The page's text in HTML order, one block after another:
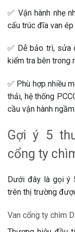
✅ Vận hành nhẹ
cấu trúc đĩa van
✅ Dễ bảo trì, sửa
kiểm tra bên trong
✅ Phù hợp nhiều
thải, hệ thống
cầu vận hành ngầm.
Gợi ý 5
cổng ty
Dưới đây là gọi ý
trên thị trường
Van cổng ty chìm